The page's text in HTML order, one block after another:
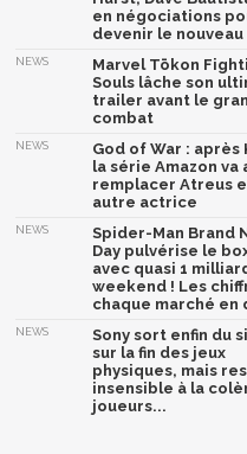
en négociations
devenir le
NEWS
Marvel Tōkon
Souls lâche son
trailer avant le
combat
NEWS
God of War : après
la série Amazon va
remplacer Atreus
autre actrice
NEWS
Spider-Man Brand
Day pulvérise le
avec quasi 1
weekend ! Les
chaque marché en
NEWS
Sony sort enfin du
sur la fin des jeux
physiques, mais
insensible à la
joueurs...